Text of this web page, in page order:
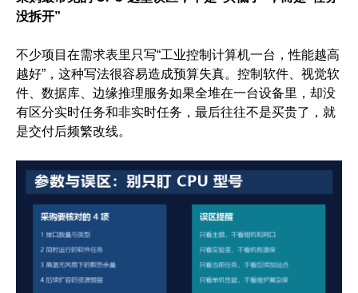
没拆开”
不少项目在需求表里只写“工业控制计算机一台，性能越高
越好”，这种写法很容易造成预算失真。控制软件、视觉软
件、数据库、边缘推理服务如果全堆在一台设备里，却没
有区分实时任务和非实时任务，最后往往不是买贵了，就
是交付后频繁改线。